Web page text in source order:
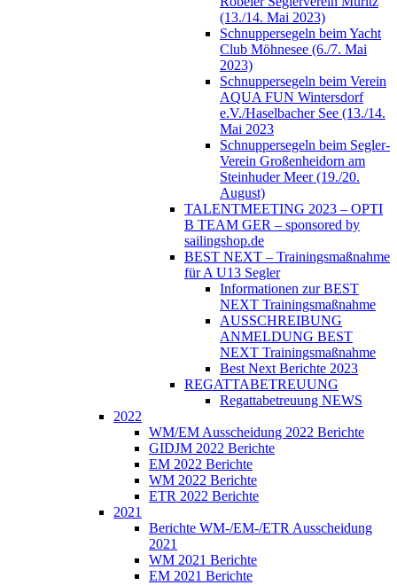
(13./14. Mai 2023)
Schnuppersegeln beim Yacht
Club Möhnesee (6./7. Mai
2023)
Schnuppersegeln beim Verein
AQUA FUN Wintersdorf
e.V./Haselbacher See (13./14.
Mai 2023
Schnuppersegeln beim Segler-
Verein Großenheidorn am
Steinhuder Meer (19./20.
August)
TALENTMEETING 2023 – OPTI
B TEAM GER – sponsored by
sailingshop.de
BEST NEXT – Trainingsmaßnahme
für A U13 Segler
Informationen zur BEST
NEXT Trainingsmaßnahme
AUSSCHREIBUNG
ANMELDUNG BEST
NEXT Trainingsmaßnahme
Best Next Berichte 2023
REGATTABETREUUNG
Regattabetreuung NEWS
2022
WM/EM Ausscheidung 2022 Berichte
GIDJM 2022 Berichte
EM 2022 Berichte
WM 2022 Berichte
ETR 2022 Berichte
2021
Berichte WM-/EM-/ETR Ausscheidung
2021
WM 2021 Berichte
EM 2021 Berichte